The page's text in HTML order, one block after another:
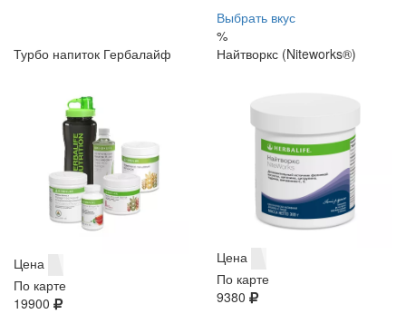
Выбрать вкус
%
Турбо напиток Гербалайф
Цена
По карте
19900
Найтворкс (Niteworks®)
Цена
По карте
9380